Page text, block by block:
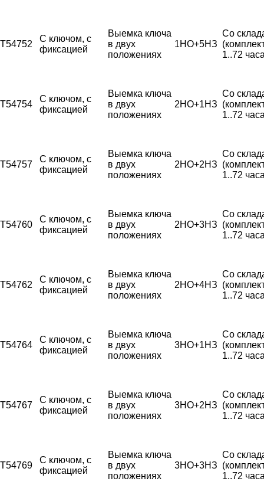
T54752
С ключом, с
фиксацией
Выемка ключа
в двух
положениях
1НО+5НЗ
Со
1..72
T54754
С ключом, с
фиксацией
Выемка ключа
в двух
положениях
2НО+1НЗ
Со
1..72
T54757
С ключом, с
фиксацией
Выемка ключа
в двух
положениях
2НО+2НЗ
Со
1..72
T54760
С ключом, с
фиксацией
Выемка ключа
в двух
положениях
2НО+3НЗ
Со
1..72
T54762
С ключом, с
фиксацией
Выемка ключа
в двух
положениях
2НО+4НЗ
Со
1..72
T54764
С ключом, с
фиксацией
Выемка ключа
в двух
положениях
3НО+1НЗ
Со
1..72
T54767
С ключом, с
фиксацией
Выемка ключа
в двух
положениях
3НО+2НЗ
Со
1..72
T54769
С ключом, с
фиксацией
Выемка ключа
в двух
положениях
3НО+3НЗ
Со
1..72